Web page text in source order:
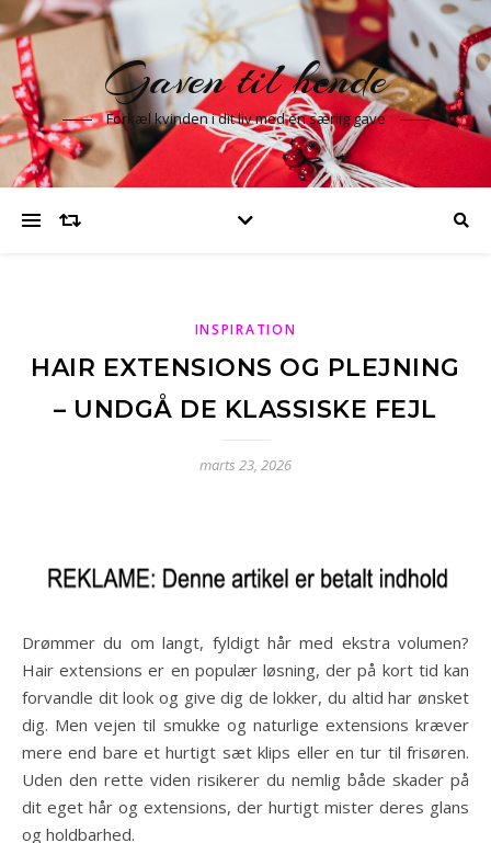
Gaven til hende
Forkæl kvinden i dit liv med en særlig gave
INSPIRATION
HAIR EXTENSIONS OG PLEJNING
– UNDGÅ DE KLASSISKE FEJL
marts 23, 2026
Drømmer du om langt, fyldigt hår med ekstra volumen?
Hair extensions er en populær løsning, der på kort tid kan
forvandle dit look og give dig de lokker, du altid har ønsket
dig. Men vejen til smukke og naturlige extensions kræver
mere end bare et hurtigt sæt klips eller en tur til frisøren.
Uden den rette viden risikerer du nemlig både skader på
dit eget hår og extensions, der hurtigt mister deres glans
og holdbarhed.